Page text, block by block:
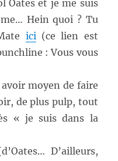
Oates et je me suis
Hein quoi ? Tu
ici(ce lien est
: Vous vous
moyen de faire
de plus pulp, tout
« je suis dans la
D’ailleurs,